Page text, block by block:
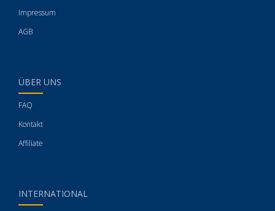
Impressum
AGB
ÜBER UNS
FAQ
Kontakt
Affiliate
INTERNATIONAL